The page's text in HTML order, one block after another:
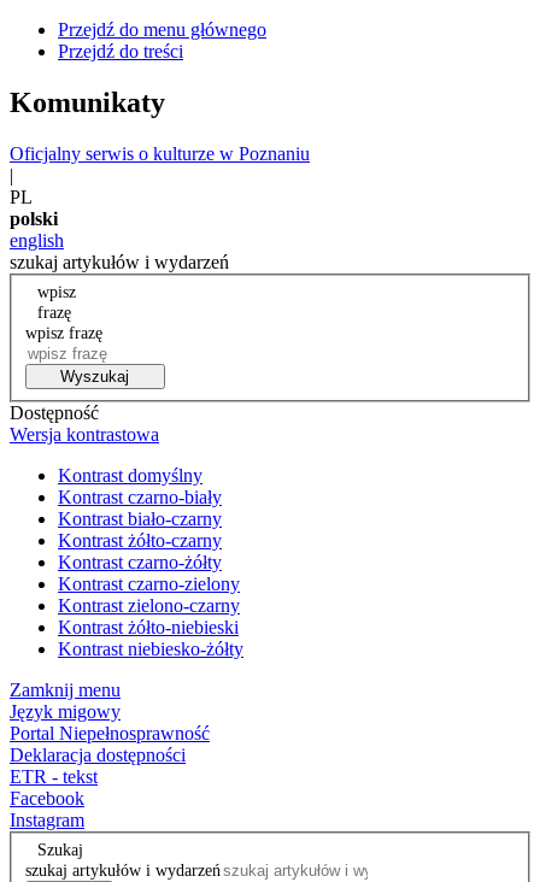
Przejdź do menu głównego
Przejdź do treści
Komunikaty
Oficjalny serwis o kulturze w Poznaniu
|
PL
polski
english
szukaj artykułów i wydarzeń
wpisz
frazę
wpisz frazę
Wyszukaj
Dostępność
Wersja kontrastowa
Kontrast domyślny
Kontrast czarno-biały
Kontrast biało-czarny
Kontrast żółto-czarny
Kontrast czarno-żółty
Kontrast czarno-zielony
Kontrast zielono-czarny
Kontrast żółto-niebieski
Kontrast niebiesko-żółty
Zamknij menu
Język migowy
Portal Niepełnosprawność
Deklaracja dostępności
ETR - tekst
Facebook
Instagram
Szukaj
szukaj artykułów i wydarzeń